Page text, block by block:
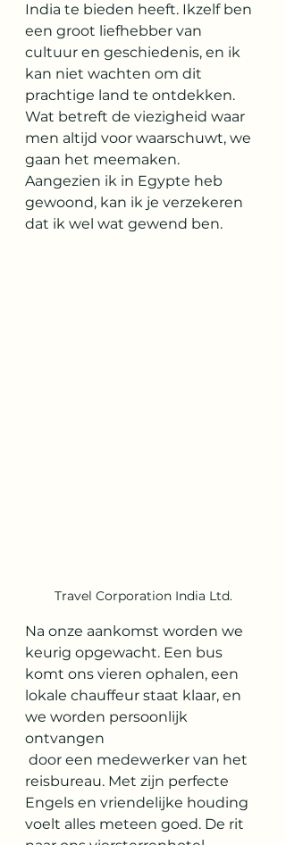
India te bieden heeft. Ikzelf ben
een groot liefhebber van
cultuur en geschiedenis, en ik
kan niet wachten om dit
prachtige land te ontdekken.
Wat betreft de viezigheid waar
men altijd voor waarschuwt, we
gaan het meemaken.
Aangezien ik in Egypte heb
gewoond, kan ik je verzekeren
dat ik wel wat gewend ben.
Travel Corporation India Ltd.
Na onze aankomst worden we
keurig opgewacht. Een bus
komt ons vieren ophalen, een
lokale chauffeur staat klaar, en
we worden persoonlijk
ontvangen
reisbureau. Met zijn perfecte
Engels en vriendelijke houding
voelt alles meteen goed. De rit